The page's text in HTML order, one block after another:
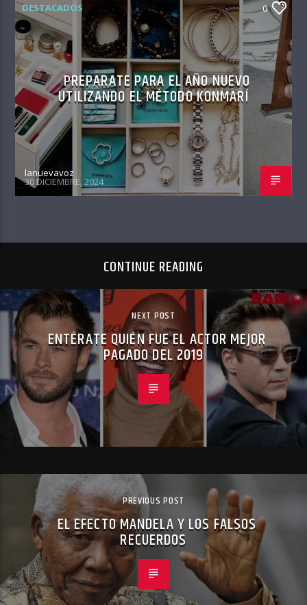
DESTACADOS 0
PREPARATE PARA EL AÑO NUEVO
UTILIZANDO EL MÉTODO KONMARÍ
lanuevavoz
30 DICIEMBRE, 2024
CONTINUE READING
NEXT POST
ENTÉRATE QUIÉN FUE EL ACTOR MEJOR
PAGADO DEL 2019
PREVIOUS POST
EL EFECTO MANDELA Y LOS FALSOS
RECUERDOS